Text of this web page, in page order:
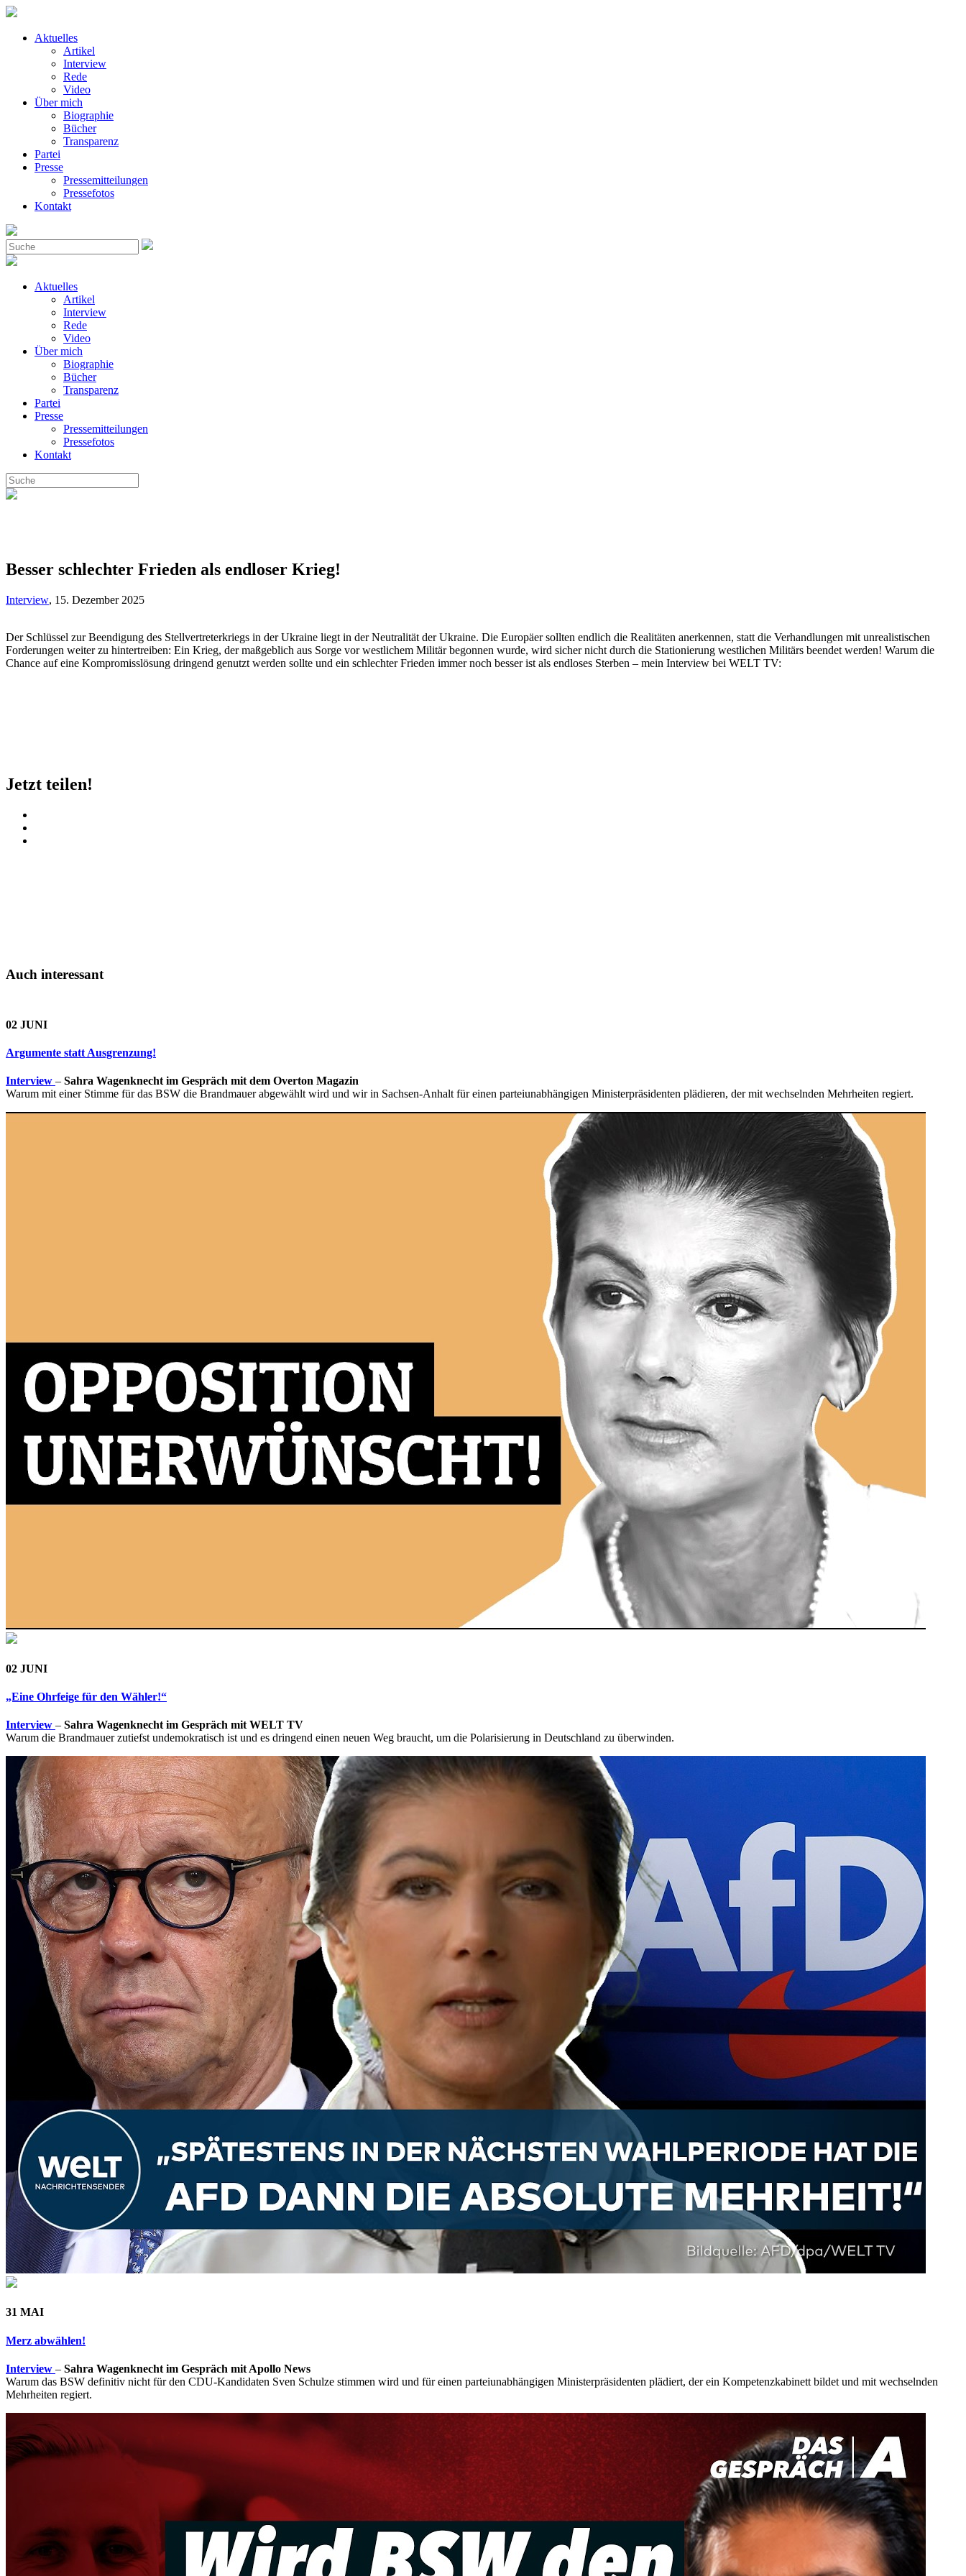
Aktuelles
Artikel
Interview
Rede
Video
Über mich
Biographie
Bücher
Transparenz
Partei
Presse
Pressemitteilungen
Pressefotos
Kontakt
Aktuelles
Artikel
Interview
Rede
Video
Über mich
Biographie
Bücher
Transparenz
Partei
Presse
Pressemitteilungen
Pressefotos
Kontakt
Besser schlechter Frieden als endloser Krieg!
Interview, 15. Dezember 2025
Der Schlüssel zur Beendigung des Stellvertreterkriegs in der Ukraine liegt in der Neutralität der Ukraine. Die Europäer sollten endlich die Realitäten anerkennen, statt die Verhandlungen mit unrealistischen
Forderungen weiter zu hintertreiben: Ein Krieg, der maßgeblich aus Sorge vor westlichem Militär begonnen wurde, wird sicher nicht durch die Stationierung westlichen Militärs beendet werden! Warum die
Chance auf eine Kompromisslösung dringend genutzt werden sollte und ein schlechter Frieden immer noch besser ist als endloses Sterben – mein Interview bei WELT TV:
Jetzt teilen!
Auch interessant
02 JUNI
Argumente statt Ausgrenzung!
Interview – Sahra Wagenknecht im Gespräch mit dem Overton Magazin
Warum mit einer Stimme für das BSW die Brandmauer abgewählt wird und wir in Sachsen-Anhalt für einen parteiunabhängigen Ministerpräsidenten plädieren, der mit wechselnden Mehrheiten regiert.
02 JUNI
„Eine Ohrfeige für den Wähler!“
Interview – Sahra Wagenknecht im Gespräch mit WELT TV
Warum die Brandmauer zutiefst undemokratisch ist und es dringend einen neuen Weg braucht, um die Polarisierung in Deutschland zu überwinden.
31 MAI
Merz abwählen!
Interview – Sahra Wagenknecht im Gespräch mit Apollo News
Warum das BSW definitiv nicht für den CDU-Kandidaten Sven Schulze stimmen wird und für einen parteiunabhängigen Ministerpräsidenten plädiert, der ein Kompetenzkabinett bildet und mit wechselnden
Mehrheiten regiert.